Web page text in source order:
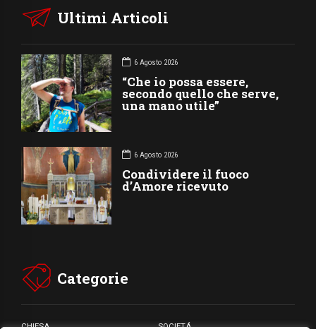
Ultimi Articoli
6 Agosto 2026
“Che io possa essere,
secondo quello che serve,
una mano utile”
6 Agosto 2026
Condividere il fuoco
d’Amore ricevuto
Categorie
CHIESA SOCIETÁ